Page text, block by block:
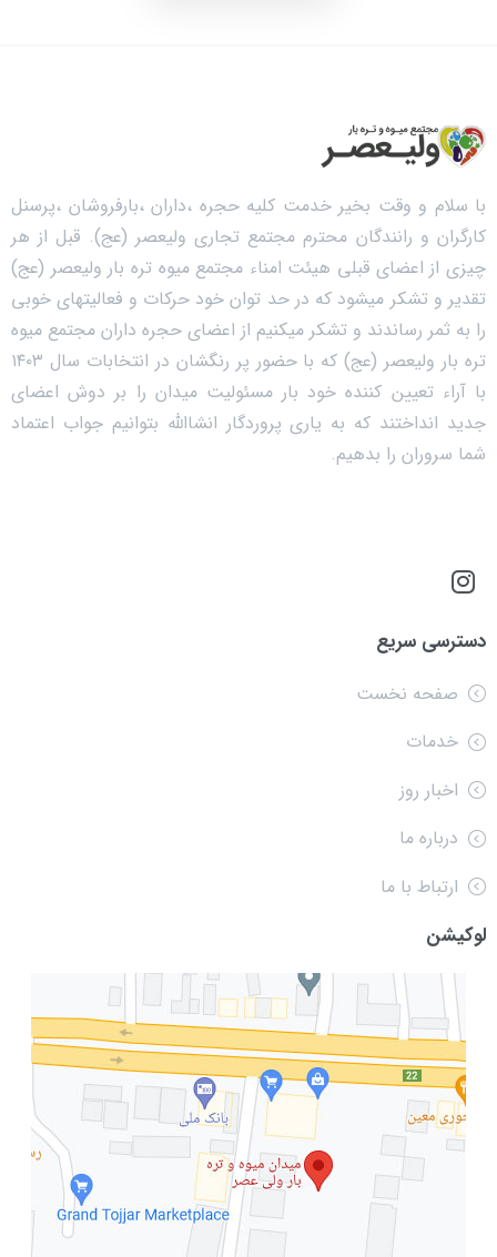
با سلام و وقت بخیر خدمت کلیه حجره ،داران ،بارفروشان ،پرسنل
کارگران و رانندگان محترم مجتمع تجاری ولیعصر (عج). قبل از هر
چیزی از اعضای قبلی هیئت امناء مجتمع میوه تره بار ولیعصر (عج)
تقدیر و تشکر میشود که در حد توان خود حرکات و فعالیتهای خوبی
را به ثمر رساندند و تشکر میکنیم از اعضای حجره داران مجتمع میوه
تره بار ولیعصر (عج) که با حضور پر رنگشان در انتخابات سال ۱۴۰۳
با آراء تعیین کننده خود بار مسئولیت میدان را بر دوش اعضای
جدید انداختند که به یاری پروردگار انشاالله بتوانیم جواب اعتماد
شما سروران را بدهیم.
دسترسی سریع
صفحه نخست
خدمات
اخبار روز
درباره ما
ارتباط با ما
لوکیشن